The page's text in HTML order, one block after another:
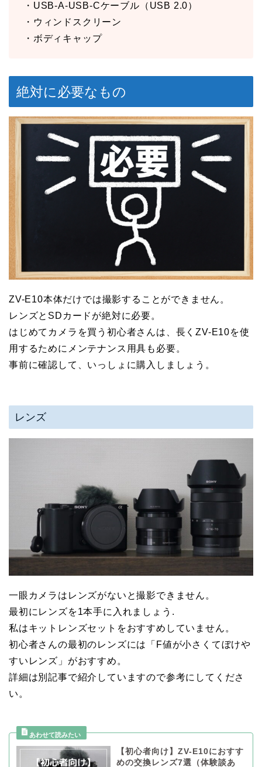
・USB-A-USB-Cケーブル（USB 2.0）
・ウィンドスクリーン
・ボディキャップ
絶対に必要なもの
ZV-E10本体だけでは撮影することができません。
レンズとSDカードが絶対に必要。
はじめてカメラを買う初心者さんは、長くZV-E10を使
用するためにメンテナンス用具も必要。
事前に確認して、いっしょに購入しましょう。
レンズ
一眼カメラはレンズがないと撮影できません。
最初にレンズを1本手に入れましょう.
私はキットレンズセットをおすすめしていません。
初心者さんの最初のレンズには「F値が小さくてぼけや
すいレンズ」がおすすめ。
詳細は別記事で紹介していますので参考にしてくださ
い。
【初心者向け】ZV-E10におすす
めの交換レンズ7選（体験談あ